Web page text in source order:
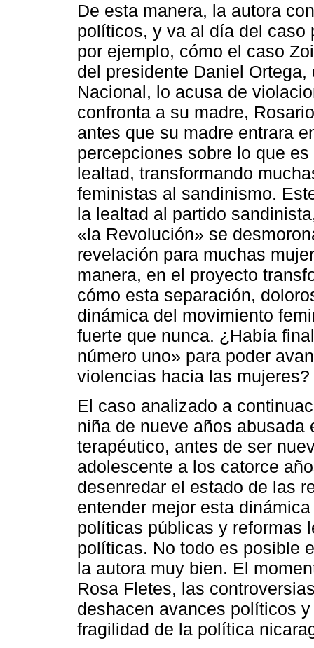
De esta manera, la autora
políticos, y va al día del caso
por ejemplo, cómo el caso
del presidente Daniel
Nacional, lo acusa de
confronta a su madre,
antes que su madre entrara
percepciones sobre lo que
lealtad, transformando
feministas al sandinismo.
la lealtad al partido
«la Revolución» se
revelación para muchas
manera, en el proyecto
cómo esta separación,
dinámica del movimiento
fuerte que nunca. ¿Había
número uno» para poder
violencias hacia las mujeres?
El caso analizado a
niña de nueve años abusada
terapéutico, antes de ser
adolescente a los catorce
desenredar el estado de las
entender mejor esta
políticas públicas y reformas
políticas. No todo es posible
la autora muy bien. El
Rosa Fletes, las
deshacen avances políticos
fragilidad de la política